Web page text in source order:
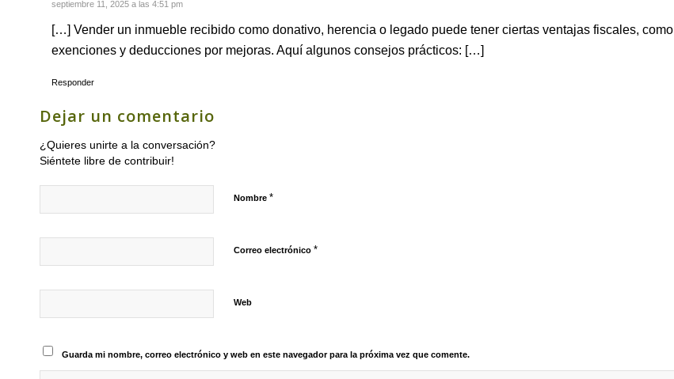
septiembre 11, 2025 a las 4:51 pm
[…] Vender un inmueble recibido ⁤como donativo, herencia⁤ o legado puede tener ciertas‌ ventajas fiscales, como
exenciones ‍y deducciones por mejoras.‍ Aquí algunos consejos prácticos: […]
Responder
Dejar un comentario
¿Quieres unirte a la conversación?
Siéntete libre de contribuir!
Nombre *
Correo electrónico *
Web
Guarda mi nombre, correo electrónico y web en este navegador para la próxima vez que comente.